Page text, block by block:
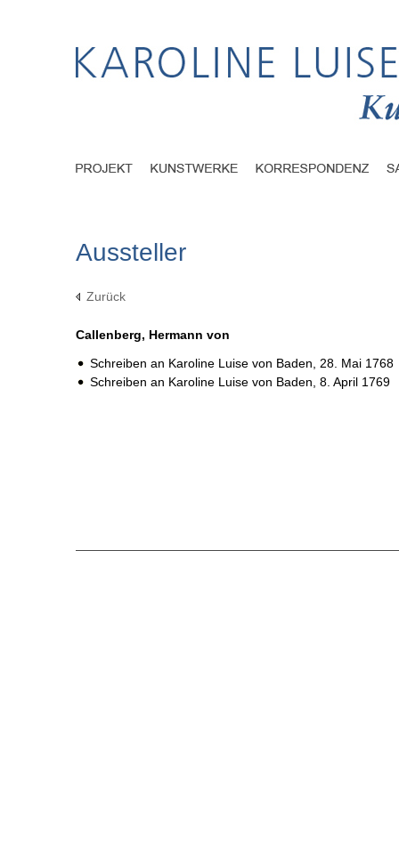
Aussteller
Zurück
Callenberg, Hermann von
Schreiben an Karoline Luise von Baden, 28. Mai 1768
Schreiben an Karoline Luise von Baden, 8. April 1769